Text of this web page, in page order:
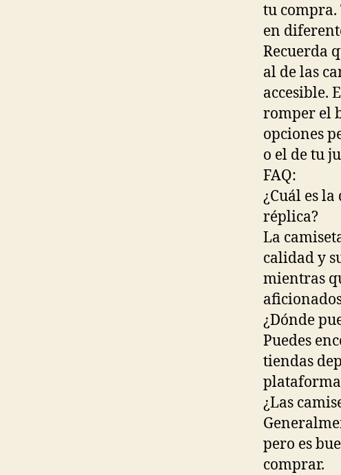
tu compra.
en
Recuerda
al de las
accesible.
romper el
opciones
o el de tu
FAQ:
¿Cuál es
réplica?
La
calidad y
mientras
¿Dónde
Puedes
tiendas
¿Las
pero es
comprar.